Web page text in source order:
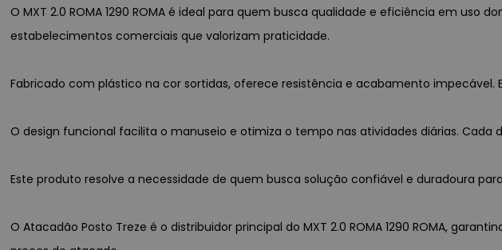
O MXT 2.0 ROMA 1290 ROMA é ideal para quem busca qualidade e eficiência em
estabelecimentos comerciais que valorizam praticidade.
Fabricado com plástico na cor sortidas, oferece resistência e acabamento
O design funcional facilita o manuseio e otimiza o tempo nas atividades diárias. Cada
Este produto resolve a necessidade de quem busca solução confiável e duradoura
O Atacadão Posto Treze é o distribuidor principal do MXT 2.0 ROMA 1290 ROMA,